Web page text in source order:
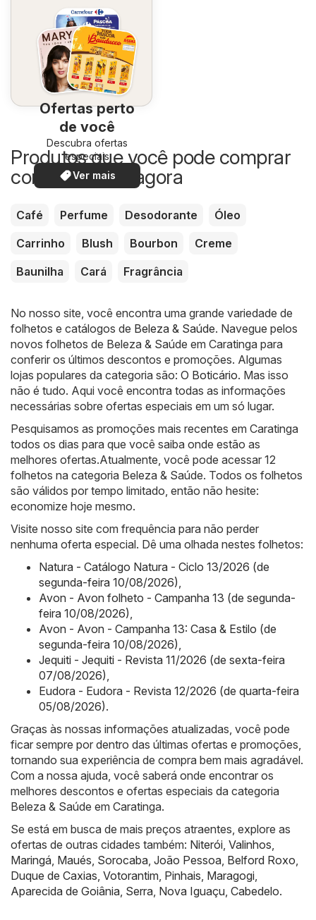
Ofertas perto
de você
Descubra ofertas
especiais
Ver mais
Produtos que você pode comprar
com desconto agora
Café Perfume Desodorante
Óleo
Carrinho
Blush Bourbon
Creme
Baunilha
Cará Fragrância
No nosso site, você encontra uma grande variedade de
folhetos e catálogos de Beleza & Saúde. Navegue pelos
novos folhetos de Beleza & Saúde em Caratinga para
conferir os últimos descontos e promoções. Algumas
lojas populares da categoria são: O Boticário. Mas isso
não é tudo. Aqui você encontra todas as informações
necessárias sobre ofertas especiais em um só lugar.
Pesquisamos as promoções mais recentes em Caratinga
todos os dias para que você saiba onde estão as
melhores ofertas.Atualmente, você pode acessar 12
folhetos na categoria Beleza & Saúde. Todos os folhetos
são válidos por tempo limitado, então não hesite:
economize hoje mesmo.
Visite nosso site com frequência para não perder
nenhuma oferta especial. Dê uma olhada nestes folhetos:
Natura - Catálogo Natura - Ciclo 13/2026 (de
segunda-feira 10/08/2026)
Avon - Avon folheto - Campanha 13 (de segunda-
feira 10/08/2026)
Avon - Avon - Campanha 13: Casa & Estilo (de
segunda-feira 10/08/2026)
Jequiti - Jequiti - Revista 11/2026 (de sexta-feira
07/08/2026)
Eudora - Eudora - Revista 12/2026 (de quarta-feira
05/08/2026).
Graças às nossas informações atualizadas, você pode
ficar sempre por dentro das últimas ofertas e promoções,
tornando sua experiência de compra bem mais agradável.
Com a nossa ajuda, você saberá onde encontrar os
melhores descontos e ofertas especiais da categoria
Beleza & Saúde em Caratinga.
Se está em busca de mais preços atraentes, explore as
ofertas de outras cidades também: Niterói Valinhos
Maringá Maués Sorocaba João Pessoa Belford Roxo
Duque de Caxias Votorantim Pinhais Maragogi
Aparecida de Goiânia Serra Nova Iguaçu Cabedelo.